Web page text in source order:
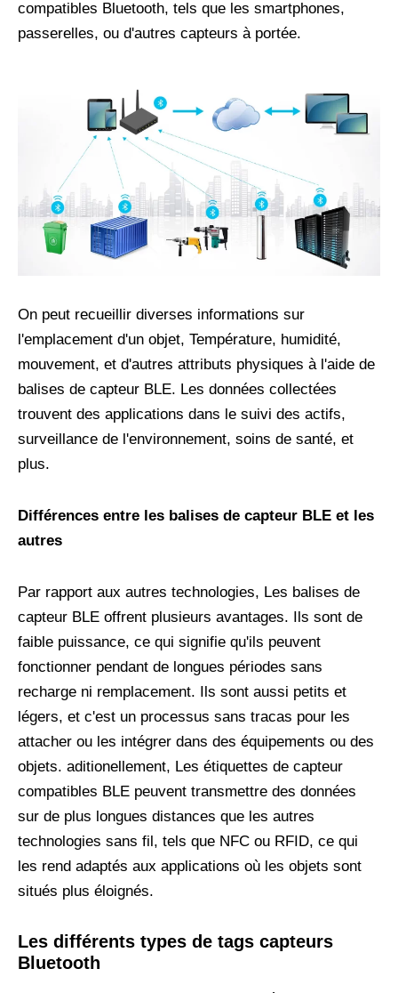
compatibles Bluetooth, tels que les smartphones,
passerelles, ou d'autres capteurs à portée.
On peut recueillir diverses informations sur
l'emplacement d'un objet, Température, humidité,
mouvement, et d'autres attributs physiques à l'aide de
balises de capteur BLE. Les données collectées
trouvent des applications dans le suivi des actifs,
surveillance de l'environnement, soins de santé, et
plus.
Différences entre les balises de capteur BLE et les
autres
Par rapport aux autres technologies, Les balises de
capteur BLE offrent plusieurs avantages. Ils sont de
faible puissance, ce qui signifie qu'ils peuvent
fonctionner pendant de longues périodes sans
recharge ni remplacement. Ils sont aussi petits et
légers, et c'est un processus sans tracas pour les
attacher ou les intégrer dans des équipements ou des
objets. aditionellement, Les étiquettes de capteur
compatibles BLE peuvent transmettre des données
sur de plus longues distances que les autres
technologies sans fil, tels que NFC ou RFID, ce qui
les rend adaptés aux applications où les objets sont
situés plus éloignés.
Les différents types de tags capteurs
Bluetooth